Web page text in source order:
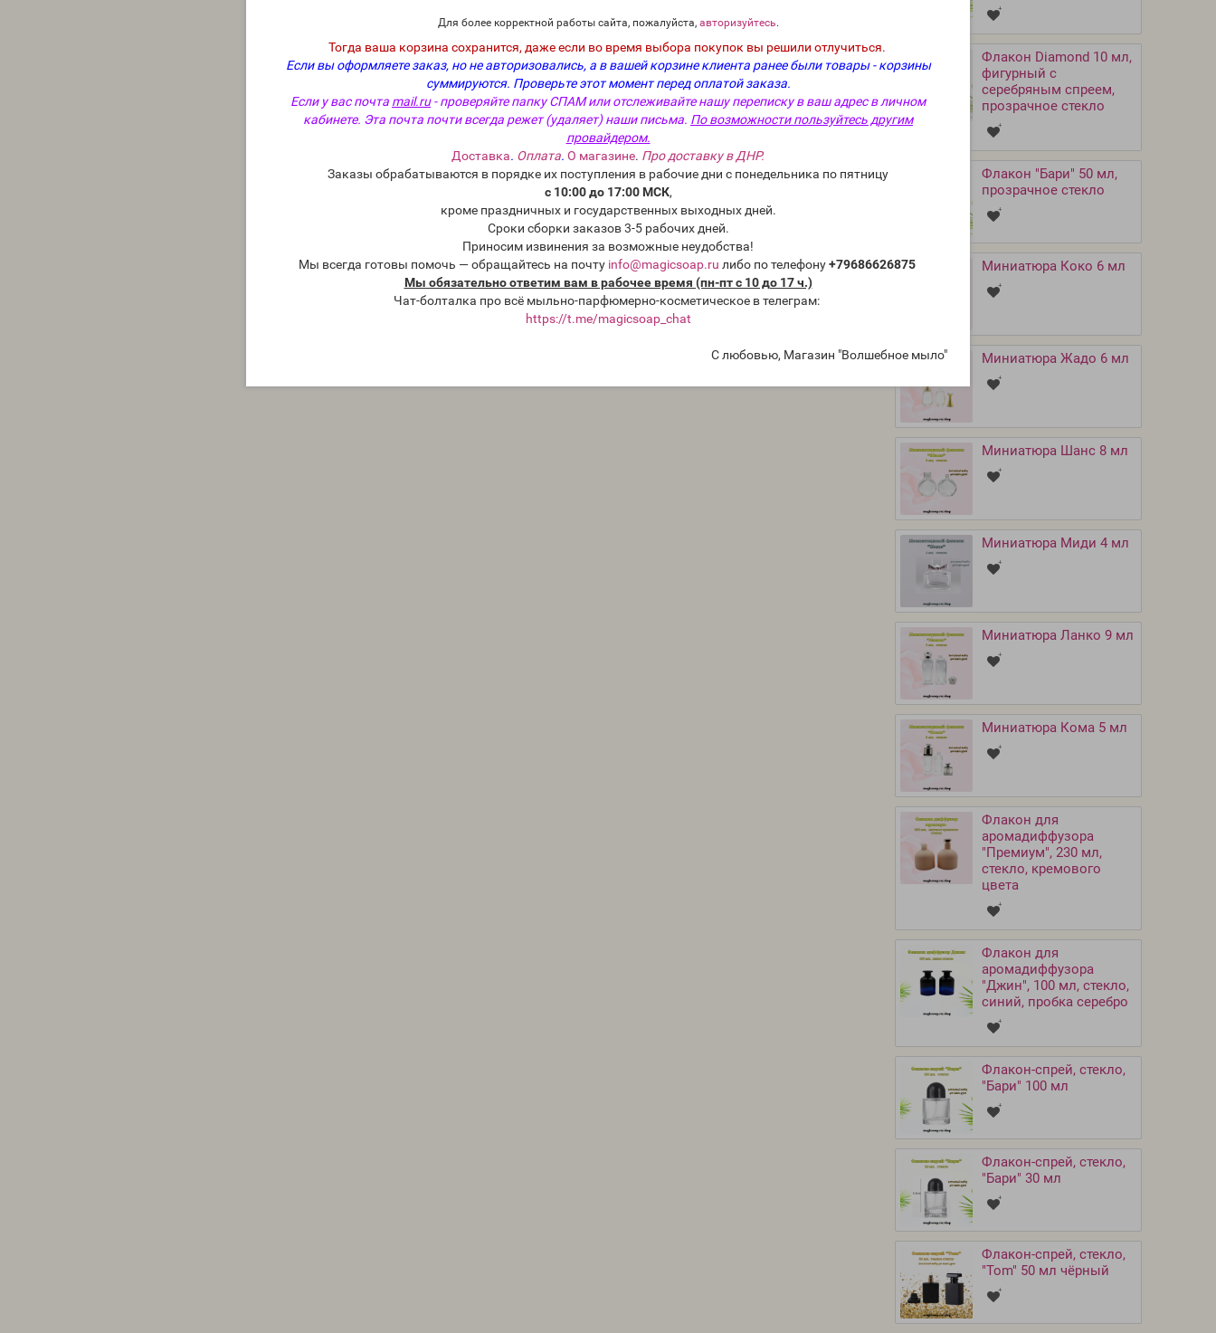
Для более корректной работы сайта, пожалуйста, авторизуйтесь.
Тогда ваша корзина сохранится, даже если во время выбора покупок вы решили отлучиться.
Если вы оформляете заказ, но не авторизовались, а в вашей корзине клиента ранее были товары - корзины
суммируются. Проверьте этот момент перед оплатой заказа.
Если у вас почта mail.ru- проверяйте папку СПАМ или отслеживайте нашу переписку в ваш адрес в личном
кабинете. Эта почта почти всегда режет (удаляет) наши письма. По возможности пользуйтесь другим
провайдером.
Доставка. Оплата. О магазине. Про доставку в ДНР.
Заказы обрабатываются в порядке их поступления в рабочие дни с понедельника по пятницу
с 10:00 до 17:00 МСК,
кроме праздничных и государственных выходных дней.
Сроки сборки заказов 3-5 рабочих дней.
Приносим извинения за возможные неудобства!
Мы всегда готовы помочь — обращайтесь на почту info@magicsoap.ru либо по телефону+79686626875
Мы обязательно ответим вам в рабочее время (пн-пт с 10 до 17 ч.)
Чат-болталка про всё мыльно-парфюмерно-косметическое в телеграм:
https://t.me/magicsoap_chat
С любовью, Магазин "Волшебное мыло"
Флакон Diamond 10 мл,
фигурный с
серебряным спреем,
прозрачное cтекло
Флакон "Бари" 50 мл,
прозрачное стекло
Миниатюра Коко 6 мл
Миниатюра Жадо 6 мл
Миниатюра Шанс 8 мл
Миниатюра Миди 4 мл
Миниатюра Ланко 9 мл
Миниатюра Кома 5 мл
Флакон для
аромадиффузора
"Премиум", 230 мл,
стекло, кремового
цвета
Флакон для
аромадиффузора
"Джин", 100 мл, стекло,
синий, пробка серебро
Флакон-спрей, стекло,
"Бари" 100 мл
Флакон-спрей, стекло,
"Бари" 30 мл
Флакон-спрей, стекло,
"Tom" 50 мл чёрный